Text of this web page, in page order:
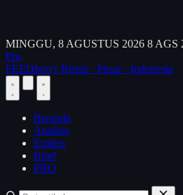
MINGGU, 8 AGUSTUS 2026 8 AGS
Pro
FEEDberry Bisnis · Pasar · Indonesia
Beranda
Analisis
Emiten
Brief
PRO